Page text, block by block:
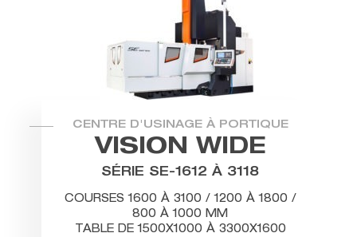
CENTRE D'USINAGE À PORTIQUE
VISION WIDE
SÉRIE SE-1612 À 3118
COURSES 1600 À 3100 / 1200 À 1800 /
800 À 1000 MM
TABLE DE 1500X1000 À 3300X1600